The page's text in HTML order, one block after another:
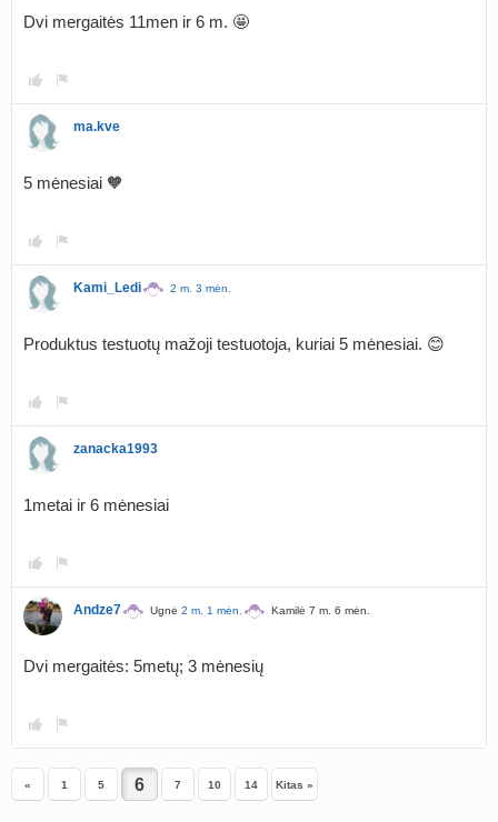
Dvi mergaitės 11men ir 6 m. 🤩
ma.kve
5 mėnesiai 🧡
Kami_Ledi 2 m. 3 mėn.
Produktus testuotų mažoji testuotoja, kuriai 5 mėnesiai. 😊
zanacka1993
1metai ir 6 mėnesiai
Andze7 Ugnė 2 m. 1 mėn. Kamilė 7 m. 6 mėn.
Dvi mergaitės: 5metų; 3 mėnesių
« 1 5 7 10 14 Kitas »